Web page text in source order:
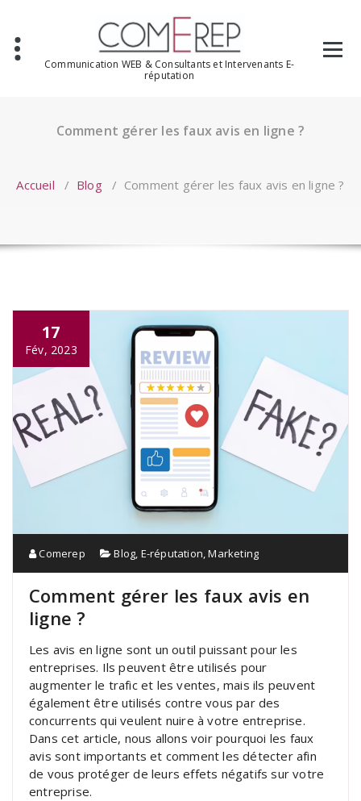
contenu
Communication WEB & Consultants et Intervenants E-
réputation
Comment gérer les faux avis en ligne ?
Accueil / Blog/ Comment gérer les faux avis en ligne ?
17
Fév, 2023
Comerep Blog, E-réputation,Marketing
Comment gérer les faux avis en
ligne ?
Les avis en ligne sont un outil puissant pour les
entreprises. Ils peuvent être utilisés pour
augmenter le trafic et les ventes, mais ils peuvent
également être utilisés contre vous par des
concurrents qui veulent nuire à votre entreprise.
Dans cet article, nous allons voir pourquoi les faux
avis sont importants et comment les détecter afin
de vous protéger de leurs effets négatifs sur votre
entreprise.